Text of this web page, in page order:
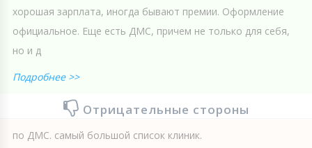
хорошая зарплата, иногда бывают премии. Оформление
официальное. Еще есть ДМС, причем не только для себя,
но и д
Подробнее >>
Отрицательные стороны
по ДМС. самый большой список клиник.